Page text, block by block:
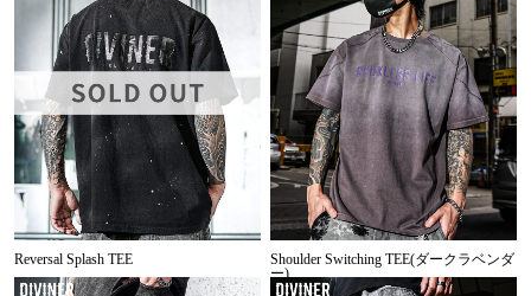
Reversal Splash TEE
Shoulder Switching TEE(ダークラベンダ
ー)